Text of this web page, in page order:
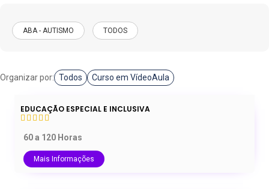
ABA - AUTISMO TODOS
Organizar por: Todos Curso em VídeoAula
EDUCAÇÃO ESPECIAL E INCLUSIVA
60 a 120 Horas
Mais Informações